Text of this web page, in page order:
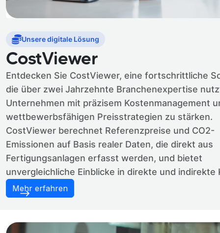
Unsere digitale Lösung
CostViewer
Entdecken Sie CostViewer, eine fortschrittliche
die über zwei Jahrzehnte Branchenexpertise
Unternehmen mit präzisem Kostenmanagement
wettbewerbsfähigen Preisstrategien zu stärken.
CostViewer berechnet Referenzpreise und CO2-
Emissionen auf Basis realer Daten, die direkt aus
Fertigungsanlagen erfasst werden, und bietet
unvergleichliche Einblicke in direkte und indirekte
Mehr erfahren